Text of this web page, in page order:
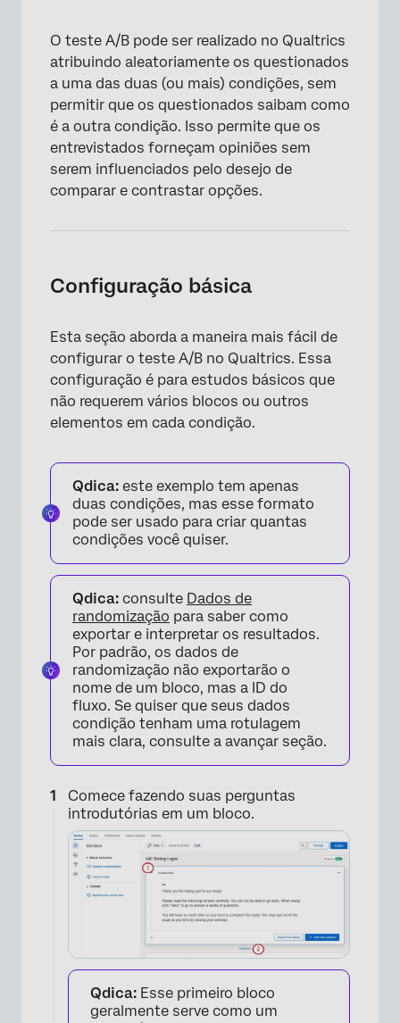
O teste A/B pode ser realizado no Qualtrics
atribuindo aleatoriamente os questionados
a uma das duas (ou mais) condições, sem
permitir que os questionados saibam como
é a outra condição. Isso permite que os
entrevistados forneçam opiniões sem
serem influenciados pelo desejo de
comparar e contrastar opções.
Configuração básica
Esta seção aborda a maneira mais fácil de
configurar o teste A/B no Qualtrics. Essa
configuração é para estudos básicos que
não requerem vários blocos ou outros
elementos em cada condição.
Qdica: este exemplo tem apenas
duas condições, mas esse formato
pode ser usado para criar quantas
condições você quiser.
Qdica: consulte Dados de
randomização para saber como
exportar e interpretar os resultados.
Por padrão, os dados de
randomização não exportarão o
nome de um bloco, mas a ID do
fluxo. Se quiser que seus dados
condição tenham uma rotulagem
mais clara, consulte a avançar seção.
Comece fazendo suas perguntas
introdutórias em um bloco.
Qdica: Esse primeiro bloco
geralmente serve como um